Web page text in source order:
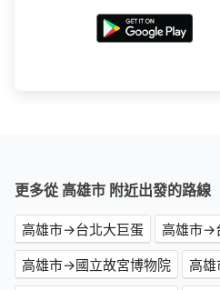
更多從 高雄市 附近出發的路線
高雄市→台北大巨蛋
高雄市→
高雄市→國立故宮博物院
高